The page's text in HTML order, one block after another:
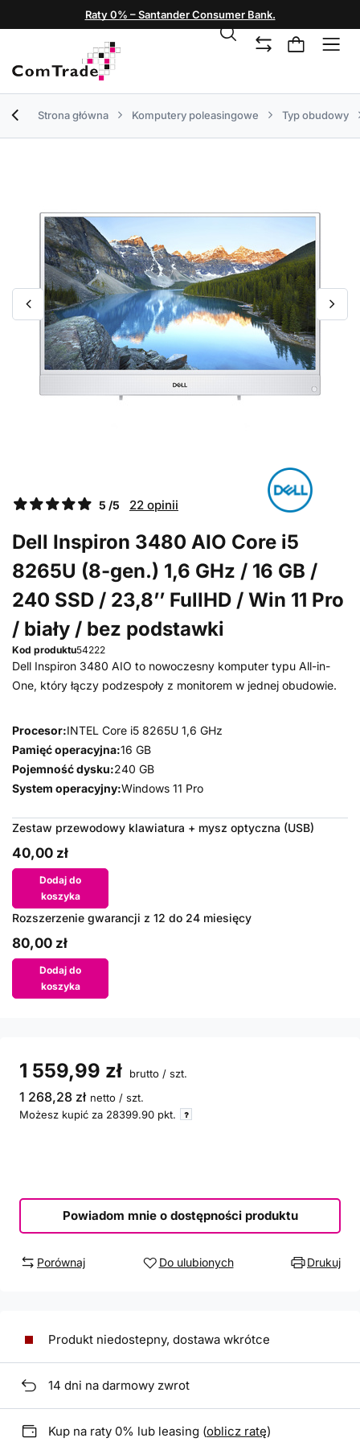
Raty 0% – Santander Consumer Bank.
Strona główna Komputery poleasingowe Typ obudowy
5 /5 22 opinii
Dell Inspiron 3480 AIO Core i5
8265U (8-gen.) 1,6 GHz / 16 GB /
240 SSD / 23,8’’ FullHD / Win 11 Pro
/ biały / bez podstawki
Kod produktu54222
Dell Inspiron 3480 AIO to nowoczesny komputer typu All-in-
One, który łączy podzespoły z monitorem w jednej obudowie.
Procesor:INTEL Core i5 8265U 1,6 GHz
Pamięć operacyjna:16 GB
Pojemność dysku:240 GB
System operacyjny:Windows 11 Pro
Zestaw przewodowy klawiatura + mysz optyczna (USB)
40,00 zł
Dodaj do
koszyka
Rozszerzenie gwarancji z 12 do 24 miesięcy
80,00 zł
Dodaj do
koszyka
1 559,99 zł brutto / szt.
1 268,28 zł netto / szt.
Możesz kupić za 28399.90 pkt.
Powiadom mnie o dostępności produktu
Porównaj Do ulubionych Drukuj
Produkt niedostepny, dostawa wkrótce
14 dni na darmowy zwrot
Kup na raty 0% lub leasing (oblicz ratę)